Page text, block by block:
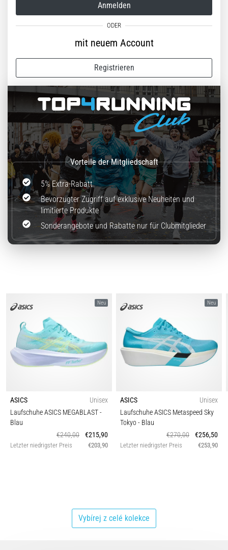
Anmelden
mit neuem Account
Registrieren
5% Extra-Rabatt
Bevorzugter Zugriff auf exklusive Neuheiten und
limitierte Produkte
Sonderangebote und Rabatte nur für Clubmitglieder
Neu
ASICS
Unisex
Laufschuhe ASICS MEGABLAST-
Blau
€240,00
€215,90
Letzter niedrigster Preis €203,90
Neu
ASICS
Unisex
Laufschuhe ASICS Metaspeed Sky
Tokyo- Blau
€270,00
€256,50
Letzter niedrigster Preis €253,90
Vybírej z celé kolekce